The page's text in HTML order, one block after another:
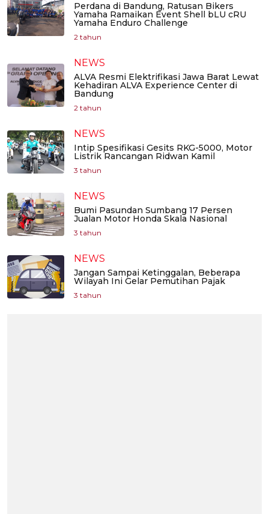
Perdana di Bandung, Ratusan Bikers
Yamaha Ramaikan Event Shell bLU cRU
Yamaha Enduro Challenge
2 tahun
NEWS
ALVA Resmi Elektrifikasi Jawa Barat Lewat
Kehadiran ALVA Experience Center di
Bandung
2 tahun
NEWS
Intip Spesifikasi Gesits RKG-5000, Motor
Listrik Rancangan Ridwan Kamil
3 tahun
NEWS
Bumi Pasundan Sumbang 17 Persen
Jualan Motor Honda Skala Nasional
3 tahun
NEWS
Jangan Sampai Ketinggalan, Beberapa
Wilayah Ini Gelar Pemutihan Pajak
3 tahun